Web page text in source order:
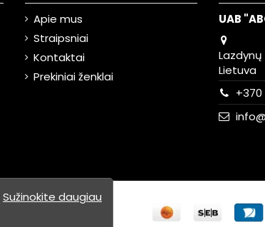
Apie mus
Straipsniai
Kontaktai
Prekiniai ženklai
UAB
Lazdynų
Lietuva
+370
Sužinokite daugiau